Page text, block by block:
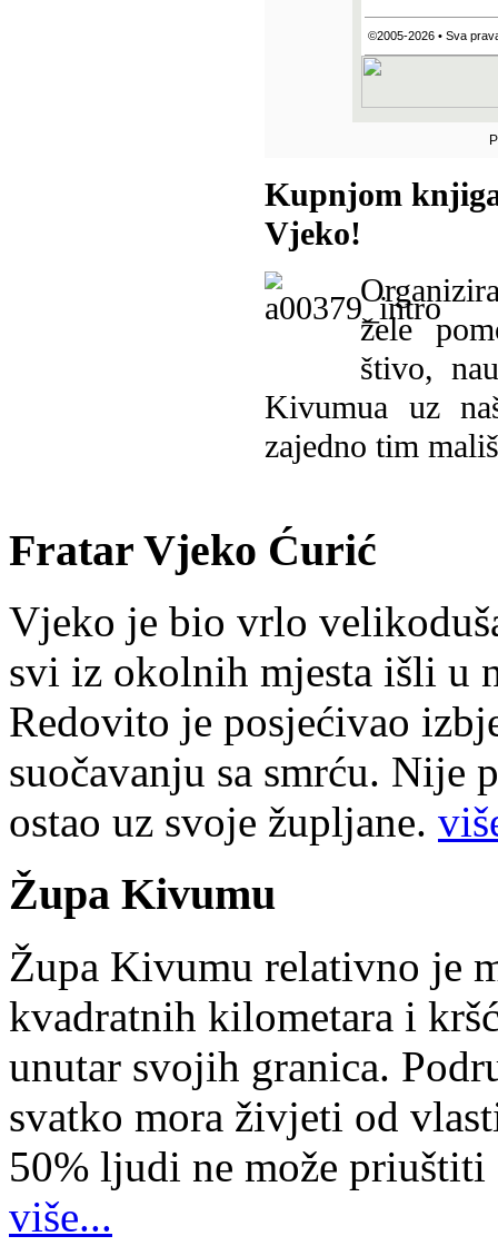
©2005-2026 • Sva
Kupnjom
Vjeko!
žele
štivo,
Kivumua uz
zajedno tim
Fratar Vjeko Ćurić
Vjeko je bio vrlo
svi iz okolnih mjesta išli u
Redovito je posjećivao
suočavanju sa smrću. Nije
ostao uz svoje župljane.
Župa Kivumu
Župa Kivumu relativno je
kvadratnih kilometara i
unutar svojih granica.
svatko mora živjeti od
50% ljudi ne može
više...